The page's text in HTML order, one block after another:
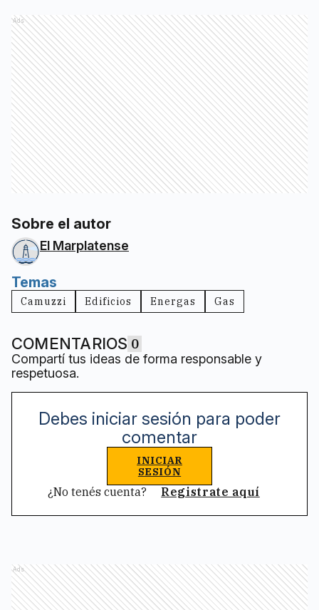
Ads
Sobre el autor
El Marplatense
Temas
Camuzzi Edificios Energas Gas
COMENTARIOS 0
Compartí tus ideas de forma responsable y
respetuosa.
Debes iniciar sesión para poder
comentar
INICIAR
SESIÓN
¿No tenés cuenta? Registrate aquí
Ads